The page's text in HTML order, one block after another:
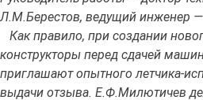
Л.М.Берестов, ведущий инженер
Как правило, при создании
конструкторы перед сдачей
приглашают опытного летчика-
выдачи отзыва. Е.Ф.Милютичев